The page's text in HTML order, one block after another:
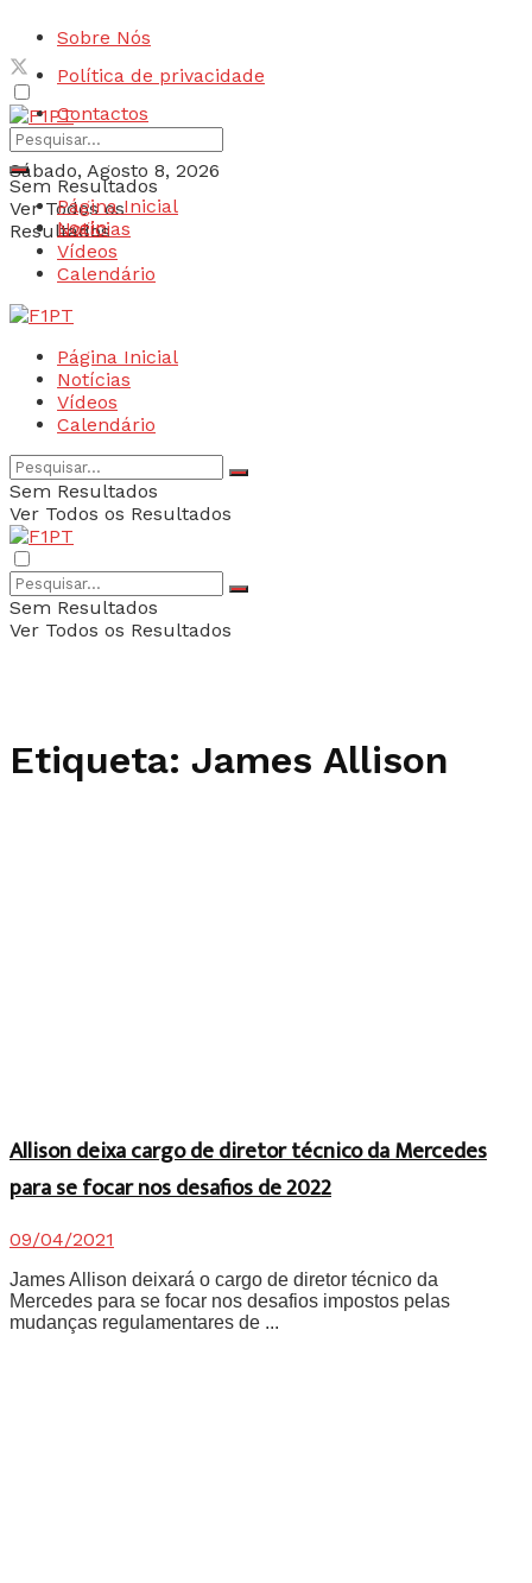
Sobre Nós
Política de privacidade
Contactos
Sábado, Agosto 8, 2026
Login
Sem Resultados
Ver Todos os
Resultados
Página Inicial
Notícias
Vídeos
Calendário
Página Inicial
Notícias
Vídeos
Calendário
Sem Resultados
Ver Todos os Resultados
Sem Resultados
Ver Todos os Resultados
Etiqueta: James Allison
Allison deixa cargo de diretor técnico da Mercedes
para se focar nos desafios de 2022
09/04/2021
James Allison deixará o cargo de diretor técnico da
Mercedes para se focar nos desafios impostos pelas
mudanças regulamentares de ...